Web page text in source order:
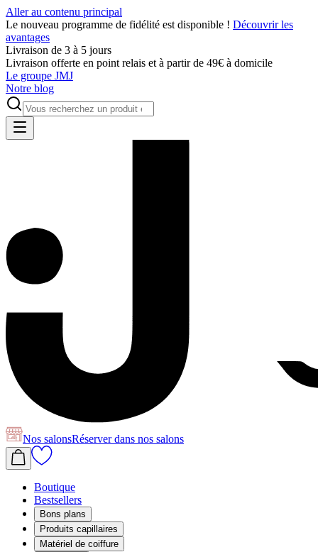
Aller au contenu principal
Le nouveau programme de fidélité est disponible ! Découvrir les
avantages
Livraison de 3 à 5 jours
Livraison offerte en point relais et à partir de 49€ à domicile
Le groupe JMJ
Notre blog
Nos salonsRéserverdans nos salons
Boutique
Bestsellers
Bons plans
Produits capillaires
Matériel de coiffure